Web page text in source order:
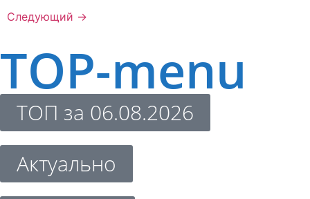
Следующий →
TOP-menu
ТОП за 06.08.2026
Актуально